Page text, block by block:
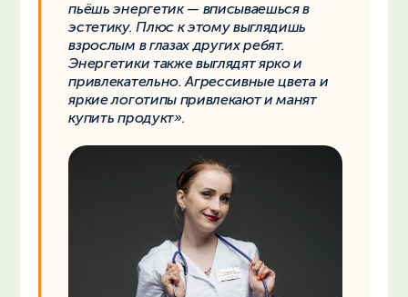
пьёшь энергетик — вписываешься в
эстетику. Плюс к этому выглядишь
взрослым в глазах других ребят.
Энергетики также выглядят ярко и
привлекательно. Агрессивные цвета и
яркие логотипы привлекают и манят
купить продукт».